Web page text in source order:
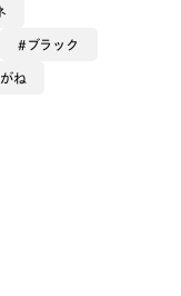
チリです♪
ブラック
ね